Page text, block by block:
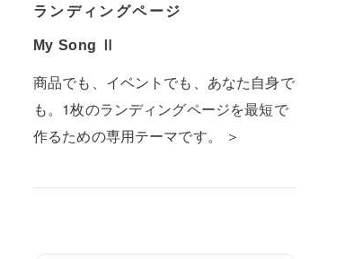
ランディングページ
My Song Ⅱ
商品でも、イベントでも、あなた自身で
も。1枚のランディングページを最短で
作るための専用テーマです。 ＞